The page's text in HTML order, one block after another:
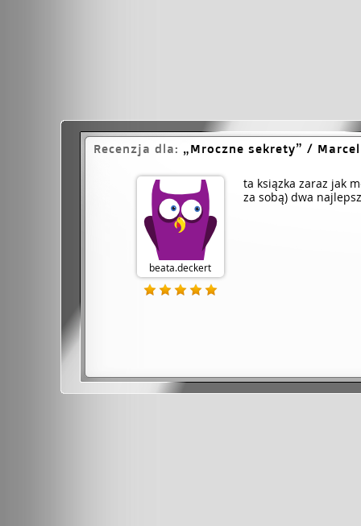
Recenzja dla: Mroczne sekrety /
beata.deckert
ta ksiązka zaraz jak
za sobą) dwa